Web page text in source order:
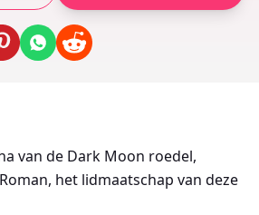
van de Dark Moon roedel,
het lidmaatschap van deze